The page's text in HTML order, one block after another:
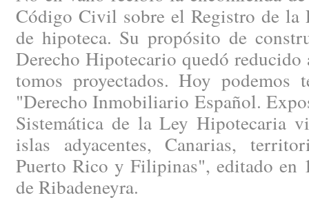
Código Civil sobre el Registro de la
de hipoteca. Su propósito de
Derecho Hipotecario quedó
tomos proyectados. Hoy podemos
"Derecho Inmobiliario Español.
Sistemática de la Ley Hipotecaria
islas adyacentes, Canarias,
Puerto Rico y Filipinas", editado en
de Ribadeneyra.